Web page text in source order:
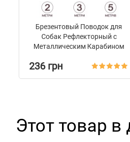
Брезентовый Поводок для
Собак Рефлекторный с
Металлическим Карабином
236 грн
Этот товар в